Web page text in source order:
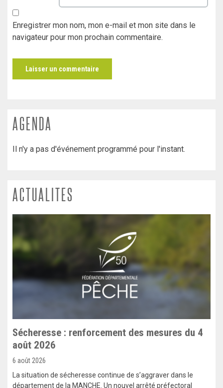
Enregistrer mon nom, mon e-mail et mon site dans le
navigateur pour mon prochain commentaire.
AGENDA
Il n'y a pas d'événement programmé pour l'instant.
ACTUALITES
Sécheresse : renforcement des mesures du 4
août 2026
6 août 2026
La situation de sécheresse continue de s’aggraver dans le
département de la MANCHE. Un nouvel arrêté préfectoral